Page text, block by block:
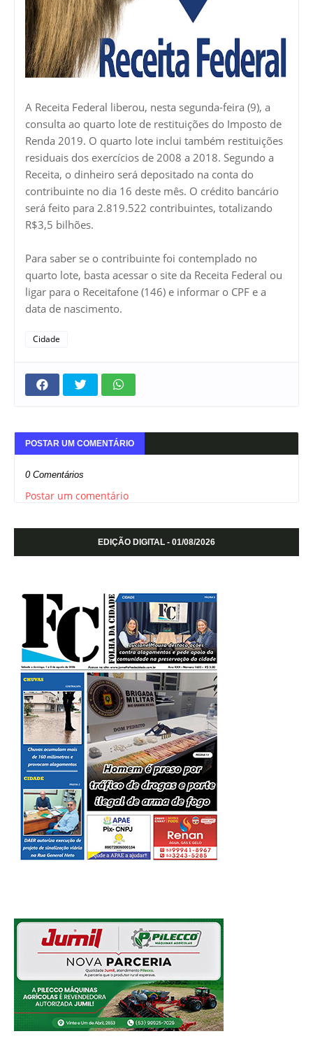
A Receita Federal liberou, nesta segunda-feira (9), a
consulta ao quarto lote de restituições do Imposto de
Renda 2019. O quarto lote inclui também restituições
residuais dos exercícios de 2008 a 2018. Segundo a
Receita, o dinheiro será depositado na conta do
contribuinte no dia 16 deste mês. O crédito bancário
será feito para 2.819.522 contribuintes, totalizando
R$3,5 bilhões.
Para saber se o contribuinte foi contemplado no
quarto lote, basta acessar o site da Receita Federal ou
ligar para o Receitafone (146) e informar o CPF e a
data de nascimento.
Cidade
POSTAR UM COMENTÁRIO
0 Comentários
Postar um comentário
EDIÇÃO DIGITAL - 01/08/2026